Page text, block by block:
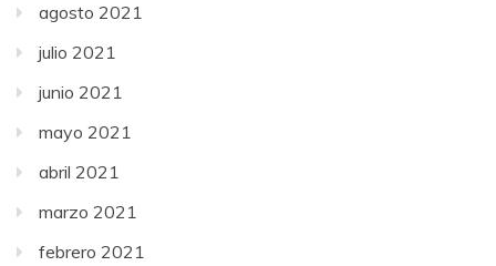
agosto 2021
julio 2021
junio 2021
mayo 2021
abril 2021
marzo 2021
febrero 2021